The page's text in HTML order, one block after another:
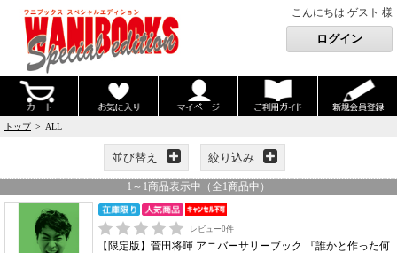
こんにちは ゲスト 様
トップ> ALL
並び替え 絞り込み
1 ～ 1商品表示中（全1商品中）
レビュー0件
【限定版】菅田将暉 アニバーサリーブック 『誰かと作った何